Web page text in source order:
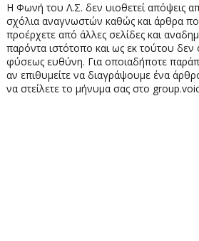
Η Φωνή του Λ.Σ. δεν υιοθετεί απόψεις
σχόλια αναγνωστών καθώς και άρθρα
προέρχετε από άλλες σελίδες και
παρόντα ιστότοπο και ως εκ τούτου δεν
φύσεως ευθύνη. Για οποιαδήποτε
αν επιθυμείτε να διαγράψουμε ένα
να στείλετε το μήνυμα σας στο